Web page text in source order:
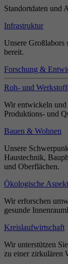
Standortdaten und
Infrastruktur
Unsere Großlabors
bereit.
Forschung &
Roh- und
Wir entwickeln
Produktions- und
Bauen & Wohnen
Unsere
Haustechnik,
und Oberflächen.
Ökologische
Wir erforschen
gesunde
Kreislaufwirtschaft
Wir unterstützen
zu einer zirkulären